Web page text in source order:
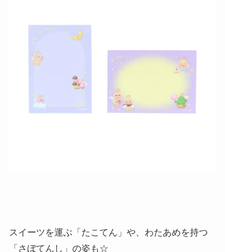
スイーツを運ぶ「たこてん」や、わたあめを持つ
「さぼてんし」の姿も☆